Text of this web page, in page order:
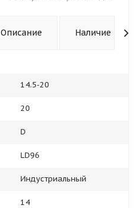
Описание Наличие
14.5-20
20
D
LD96
Индустриальный
14